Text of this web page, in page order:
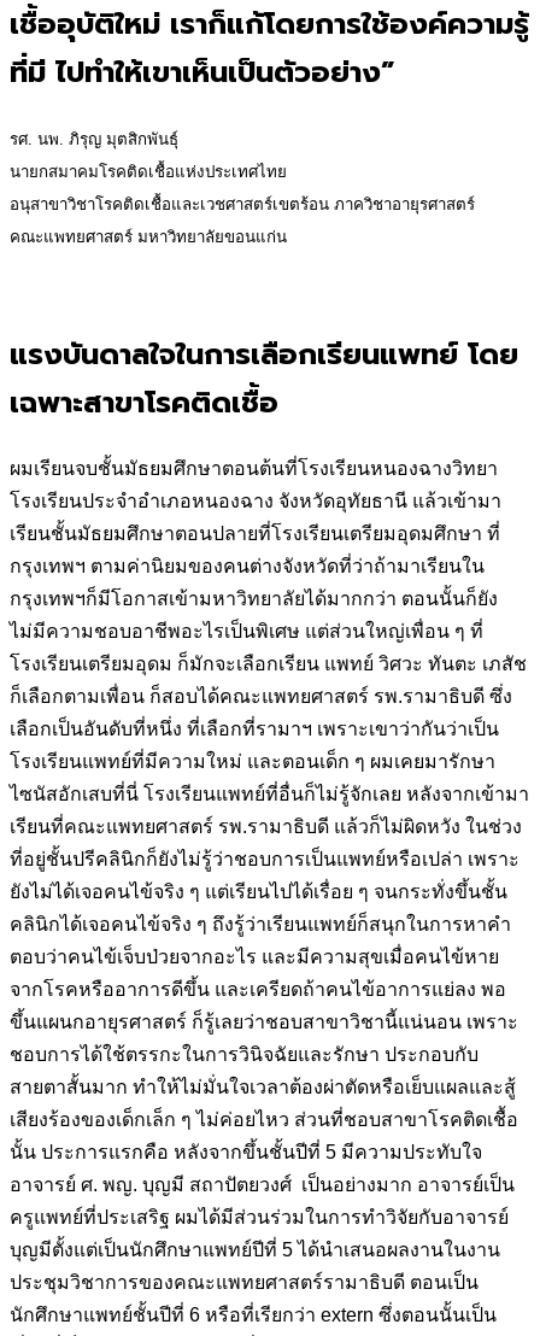
เชื้ออุบัติใหม่ เราก็แก้โดยการใช้องค์ความรู้
ที่มี ไปทำให้เขาเห็นเป็นตัวอย่าง”
รศ. นพ. ภิรุญ มุตสิกพันธุ์
นายกสมาคมโรคติดเชื้อแห่งประเทศไทย
อนุสาขาวิชาโรคติดเชื้อและเวชศาสตร์เขตร้อน ภาควิชาอายุรศาสตร์
คณะแพทยศาสตร์ มหาวิทยาลัยขอนแก่น
แรงบันดาลใจในการเลือกเรียนแพทย์ โดย
เฉพาะสาขาโรคติดเชื้อ
ผมเรียนจบชั้นมัธยมศึกษาตอนต้นที่โรงเรียนหนองฉางวิทยา
โรงเรียนประจำอำเภอหนองฉาง จังหวัดอุทัยธานี แล้วเข้ามา
เรียนชั้นมัธยมศึกษาตอนปลายที่โรงเรียนเตรียมอุดมศึกษา ที่
กรุงเทพฯ ตามค่านิยมของคนต่างจังหวัดที่ว่าถ้ามาเรียนใน
กรุงเทพฯก็มีโอกาสเข้ามหาวิทยาลัยได้มากกว่า ตอนนั้นก็ยัง
ไม่มีความชอบอาชีพอะไรเป็นพิเศษ แต่ส่วนใหญ่เพื่อน ๆ ที่
โรงเรียนเตรียมอุดม ก็มักจะเลือกเรียน แพทย์ วิศวะ ทันตะ เภสัช
ก็เลือกตามเพื่อน ก็สอบได้คณะแพทยศาสตร์ รพ.รามาธิบดี ซึ่ง
เลือกเป็นอันดับที่หนึ่ง ที่เลือกที่รามาฯ เพราะเขาว่ากันว่าเป็น
โรงเรียนแพทย์ที่มีความใหม่ และตอนเด็ก ๆ ผมเคยมารักษา
ไซนัสอักเสบที่นี่ โรงเรียนแพทย์ที่อื่นก็ไม่รู้จักเลย หลังจากเข้ามา
เรียนที่คณะแพทยศาสตร์ รพ.รามาธิบดี แล้วก็ไม่ผิดหวัง ในช่วง
ที่อยู่ชั้นปรีคลินิกก็ยังไม่รู้ว่าชอบการเป็นแพทย์หรือเปล่า เพราะ
ยังไม่ได้เจอคนไข้จริง ๆ แต่เรียนไปได้เรื่อย ๆ จนกระทั่งขึ้นชั้น
คลินิกได้เจอคนไข้จริง ๆ ถึงรู้ว่าเรียนแพทย์ก็สนุกในการหาคำ
ตอบว่าคนไข้เจ็บป่วยจากอะไร และมีความสุขเมื่อคนไข้หาย
จากโรคหรืออาการดีขึ้น และเครียดถ้าคนไข้อาการแย่ลง พอ
ขึ้นแผนกอายุรศาสตร์ ก็รู้เลยว่าชอบสาขาวิชานี้แน่นอน เพราะ
ชอบการได้ใช้ตรรกะในการวินิจฉัยและรักษา ประกอบกับ
สายตาสั้นมาก ทำให้ไม่มั่นใจเวลาต้องผ่าตัดหรือเย็บแผลและสู้
เสียงร้องของเด็กเล็ก ๆ ไม่ค่อยไหว ส่วนที่ชอบสาขาโรคติดเชื้อ
นั้น ประการแรกคือ หลังจากขึ้นชั้นปีที่ 5 มีความประทับใจ
อาจารย์ ศ. พญ. บุญมี สถาปัตยวงศ์ เป็นอย่างมาก อาจารย์เป็น
ครูแพทย์ที่ประเสริฐ ผมได้มีส่วนร่วมในการทำวิจัยกับอาจารย์
บุญมีตั้งแต่เป็นนักศึกษาแพทย์ปีที่ 5 ได้นำเสนอผลงานในงาน
ประชุมวิชาการของคณะแพทยศาสตร์รามาธิบดี ตอนเป็น
นักศึกษาแพทย์ชั้นปีที่ 6 หรือที่เรียกว่า extern ซึ่งตอนนั้นเป็น